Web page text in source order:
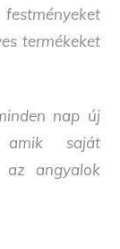
termékeket
nap új
amik saját
az angyalok